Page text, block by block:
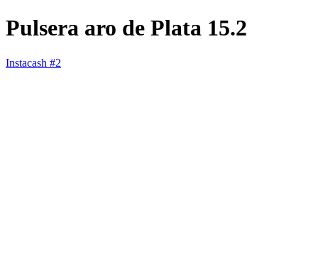
Pulsera aro de Plata 15.2
Instacash #2